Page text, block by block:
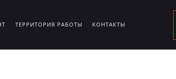
ТЕРРИТОРИЯ РАБОТЫ КОНТАКТЫ